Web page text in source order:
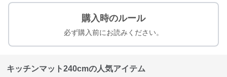
購入時のルール
必ず購入前にお読みください。
キッチンマット240cmの人気アイテム